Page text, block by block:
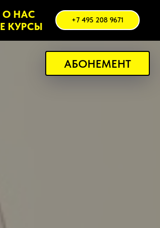
О НАС
КУРСЫ
+7 495 208 9671
АБОНЕМЕНТ